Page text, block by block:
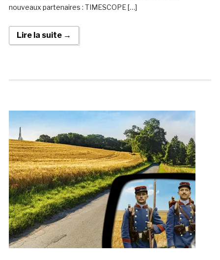
nouveaux partenaires : TIMESCOPE […]
Lire la suite →